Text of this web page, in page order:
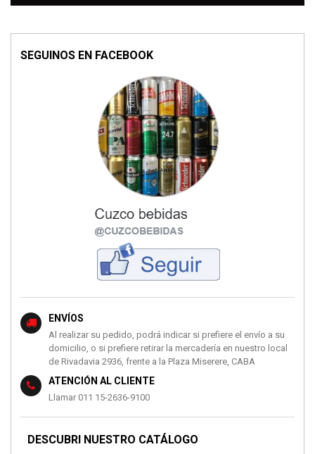
SEGUINOS EN FACEBOOK
ENVÍOS
Al realizar su pedido, podrá indicar si prefiere el envío a su
domicilio, o si prefiere retirar la mercadería en nuestro local
de Rivadavia 2936, frente a la Plaza Miserere, CABA
ATENCIÓN AL CLIENTE
Llamar 011 15-2636-9100
DESCUBRI NUESTRO CATÁLOGO